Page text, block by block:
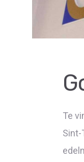
Te
Sint-